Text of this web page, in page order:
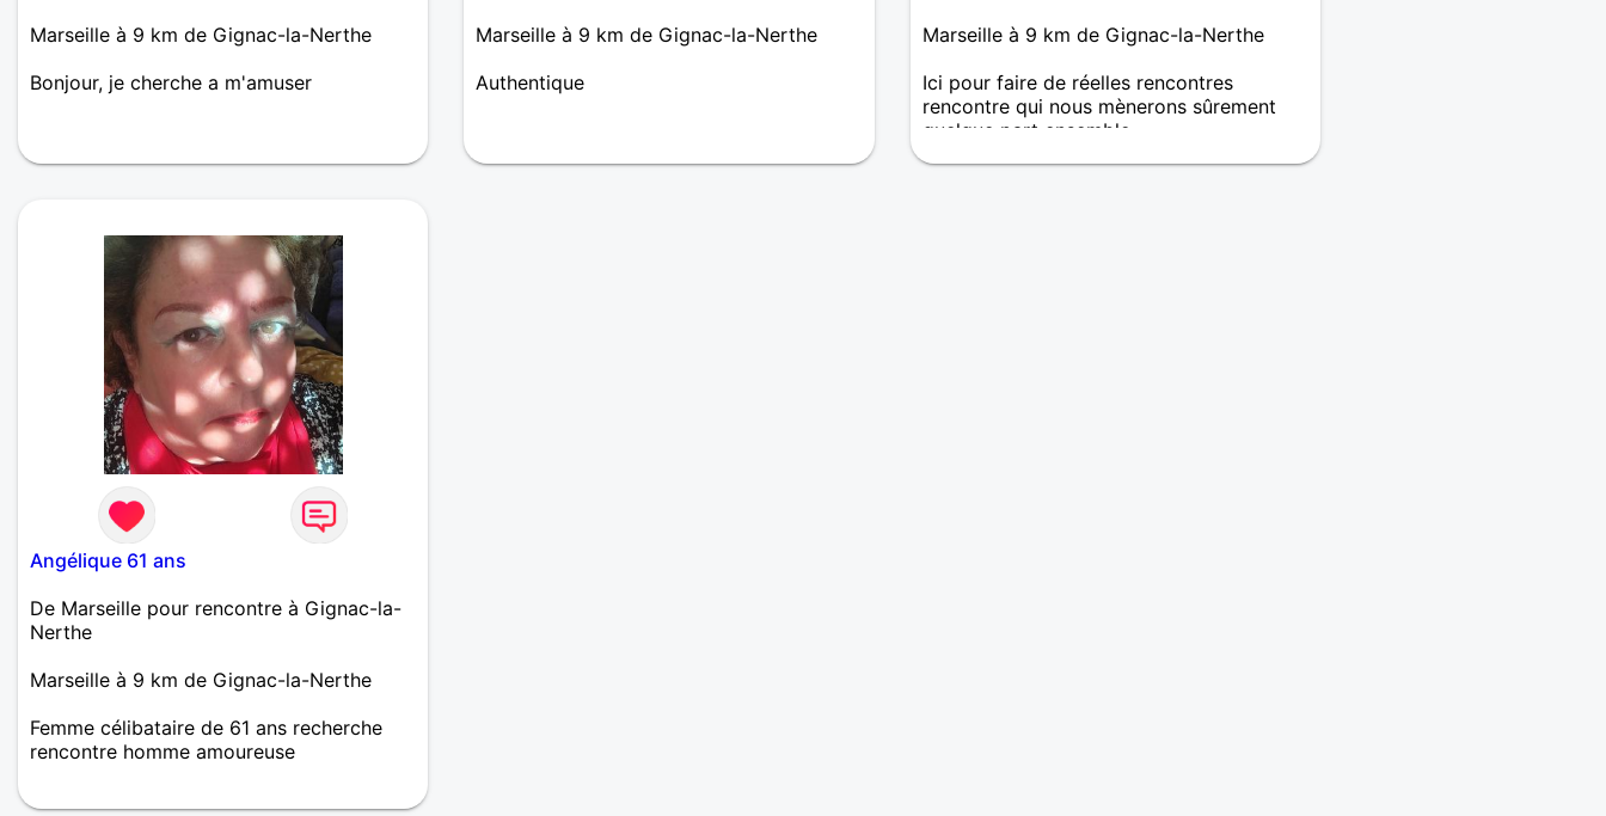
Marseille à 9 km de Gignac-la-Nerthe
Bonjour, je cherche a m'amuser
Marseille à 9 km de Gignac-la-Nerthe
Authentique
Marseille à 9 km de Gignac-la-Nerthe
Ici pour faire de réelles rencontres
rencontre qui nous mènerons sûrement
quelque part ensemble .
Angélique 61 ans
De Marseille pour rencontre à Gignac-la-
Nerthe
Marseille à 9 km de Gignac-la-Nerthe
Femme célibataire de 61 ans recherche
rencontre homme amoureuse